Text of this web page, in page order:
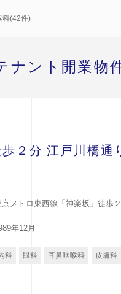
科(42件)
ナント開業物
歩２分 江戸川橋
京メトロ東西線「神楽坂」徒歩
年12月
科 眼科 耳鼻咽喉科 皮膚科